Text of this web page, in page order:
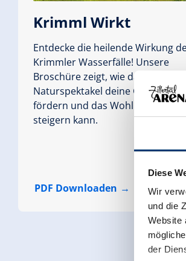
Diese
Wir
und die
Website
der
Krimml Wirkt
Entdecke die heilende Wirkung
Krimmler Wasserfälle! Unsere
Broschüre zeigt, wie das
Naturspektakel deine Gesundheit
fördern und das Wohlbefinden
steigern kann.
PDF Downloaden